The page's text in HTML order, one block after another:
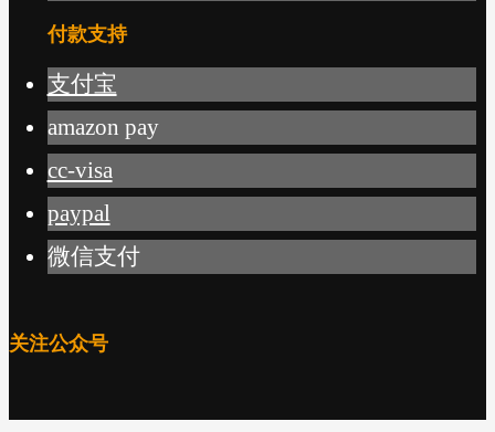
付款支持
支付宝
amazon pay
cc-visa
paypal
微信支付
关注公众号